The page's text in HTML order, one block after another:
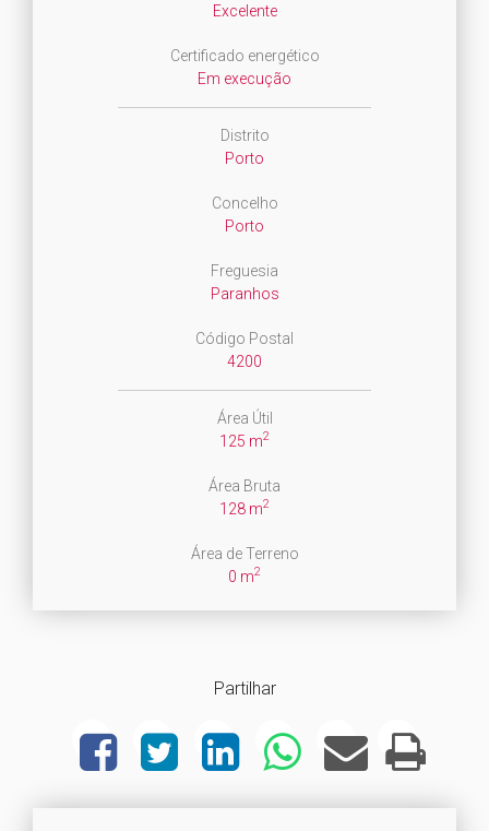
Excelente
Certificado energético
Em execução
Distrito
Porto
Concelho
Porto
Freguesia
Paranhos
Código Postal
4200
Área Útil
125 m2
Área Bruta
128 m2
Área de Terreno
0 m2
Partilhar